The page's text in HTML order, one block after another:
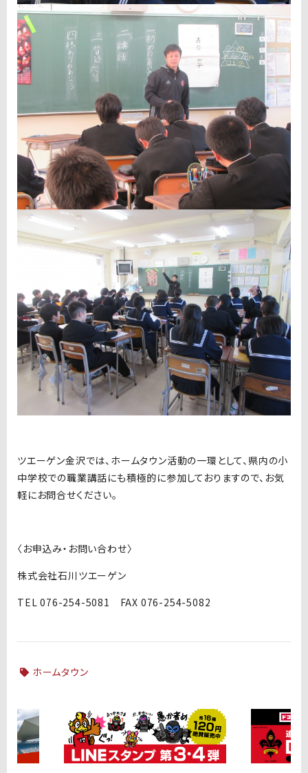
ツエーゲン金沢では、ホームタウン活動の一環として、県内の小
中学校での職業講話にも積極的に参加しておりますので、お気
軽にお問合せください。
〈お申込み・お問い合わせ〉
株式会社石川ツエーゲン
TEL 076-254-5081 FAX 076-254-5082
ホームタウン